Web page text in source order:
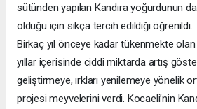
sütünden yapılan Kandıra yoğurdunun
olduğu için sıkça tercih edildiği öğrenildi.
Birkaç yıl önceye kadar tükenmekte olan
yıllar içerisinde ciddi miktarda artış
geliştirmeye, ırkları yenilemeye yönelik
projesi meyvelerini verdi. Kocaeli’nin